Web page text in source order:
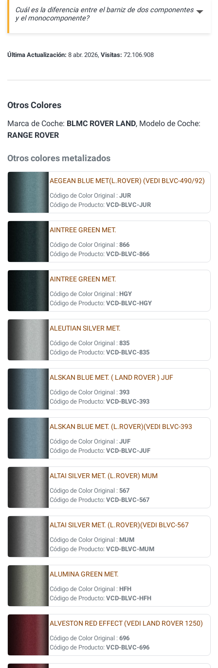
Cuál es la diferencia entre el barniz de dos componentes
y el monocomponente?
Última Actualización: 8 abr. 2026, Visitas: 72.106.908
Otros Colores
Marca de Coche: BLMC ROVER LAND, Modelo de Coche:
RANGE ROVER
Otros colores metalizados
AEGEAN BLUE MET(L.ROVER) (VEDI BLVC-490/92)
Código de Color Original : JUR
Código de Producto: VCD-BLVC-JUR
AINTREE GREEN MET.
Código de Color Original : 866
Código de Producto: VCD-BLVC-866
AINTREE GREEN MET.
Código de Color Original : HGY
Código de Producto: VCD-BLVC-HGY
ALEUTIAN SILVER MET.
Código de Color Original : 835
Código de Producto: VCD-BLVC-835
ALSKAN BLUE MET. ( LAND ROVER ) JUF
Código de Color Original : 393
Código de Producto: VCD-BLVC-393
ALSKAN BLUE MET. (L.ROVER)(VEDI BLVC-393
Código de Color Original : JUF
Código de Producto: VCD-BLVC-JUF
ALTAI SILVER MET. (L.ROVER) MUM
Código de Color Original : 567
Código de Producto: VCD-BLVC-567
ALTAI SILVER MET. (L.ROVER)(VEDI BLVC-567
Código de Color Original : MUM
Código de Producto: VCD-BLVC-MUM
ALUMINA GREEN MET.
Código de Color Original : HFH
Código de Producto: VCD-BLVC-HFH
ALVESTON RED EFFECT (VEDI LAND ROVER 1250)
Código de Color Original : 696
Código de Producto: VCD-BLVC-696